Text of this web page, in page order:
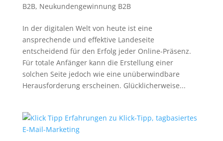
B2B, Neukundengewinnung B2B
In der digitalen Welt von heute ist eine
ansprechende und effektive Landeseite
entscheidend für den Erfolg jeder Online-Präsenz.
Für totale Anfänger kann die Erstellung einer
solchen Seite jedoch wie eine unüberwindbare
Herausforderung erscheinen. Glücklicherweise...